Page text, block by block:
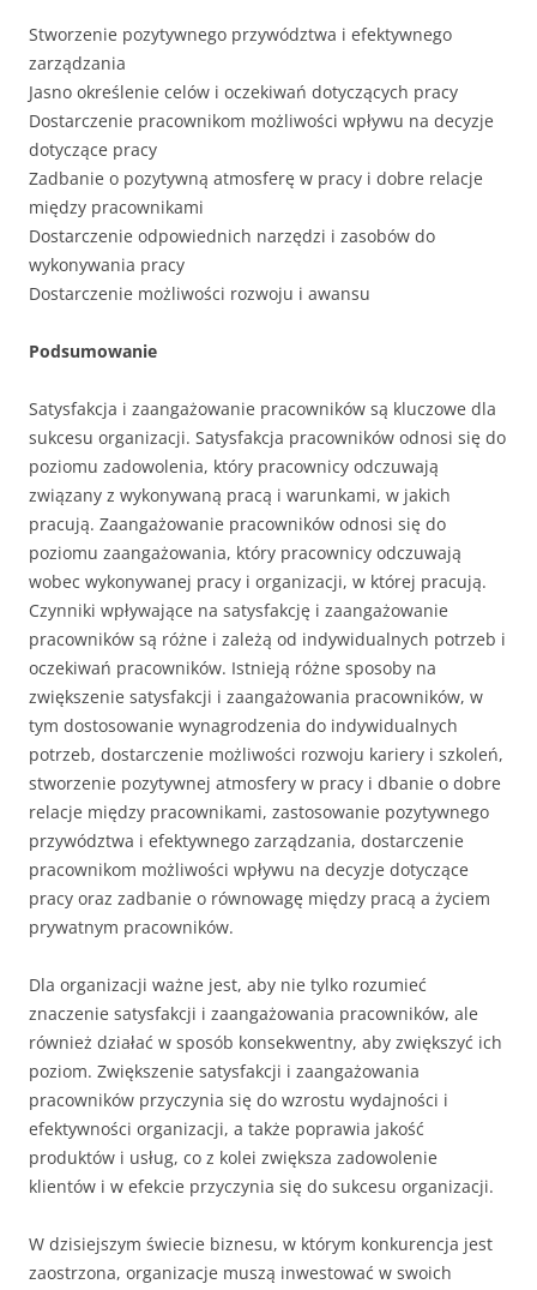
Stworzenie pozytywnego przywództwa i efektywnego
zarządzania
Jasno określenie celów i oczekiwań dotyczących pracy
Dostarczenie pracownikom możliwości wpływu na decyzje
dotyczące pracy
Zadbanie o pozytywną atmosferę w pracy i dobre relacje
między pracownikami
Dostarczenie odpowiednich narzędzi i zasobów do
wykonywania pracy
Dostarczenie możliwości rozwoju i awansu
Podsumowanie
Satysfakcja i zaangażowanie pracowników są kluczowe dla
sukcesu organizacji. Satysfakcja pracowników odnosi się do
poziomu zadowolenia, który pracownicy odczuwają
związany z wykonywaną pracą i warunkami, w jakich
pracują. Zaangażowanie pracowników odnosi się do
poziomu zaangażowania, który pracownicy odczuwają
wobec wykonywanej pracy i organizacji, w której pracują.
Czynniki wpływające na satysfakcję i zaangażowanie
pracowników są różne i zależą od indywidualnych potrzeb i
oczekiwań pracowników. Istnieją różne sposoby na
zwiększenie satysfakcji i zaangażowania pracowników, w
tym dostosowanie wynagrodzenia do indywidualnych
potrzeb, dostarczenie możliwości rozwoju kariery i szkoleń,
stworzenie pozytywnej atmosfery w pracy i dbanie o dobre
relacje między pracownikami, zastosowanie pozytywnego
przywództwa i efektywnego zarządzania, dostarczenie
pracownikom możliwości wpływu na decyzje dotyczące
pracy oraz zadbanie o równowagę między pracą a życiem
prywatnym pracowników.
Dla organizacji ważne jest, aby nie tylko rozumieć
znaczenie satysfakcji i zaangażowania pracowników, ale
również działać w sposób konsekwentny, aby zwiększyć ich
poziom. Zwiększenie satysfakcji i zaangażowania
pracowników przyczynia się do wzrostu wydajności i
efektywności organizacji, a także poprawia jakość
produktów i usług, co z kolei zwiększa zadowolenie
klientów i w efekcie przyczynia się do sukcesu organizacji.
W dzisiejszym świecie biznesu, w którym konkurencja jest
zaostrzona, organizacje muszą inwestować w swoich